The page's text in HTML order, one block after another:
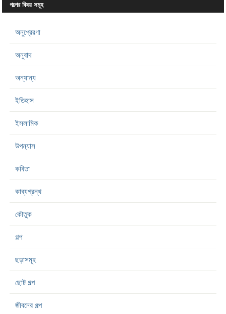
গল্পের বিষয় সমূহ
অনুপ্রেরণা
অনুবাদ
অন্যান্য
ইতিহাস
ইসলামিক
উপন্যাস
কবিতা
কাব্যগ্রন্থ
কৌতুক
গল্প
ছড়াসমূহ
ছোট গল্প
জীবনের গল্প